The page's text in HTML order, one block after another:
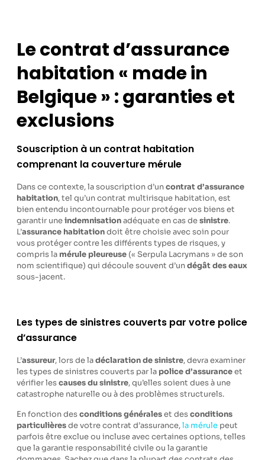
Le contrat d’assurance
habitation « made in
Belgique » : garanties et
exclusions
Souscription à un contrat habitation
comprenant la couverture mérule
Dans ce contexte, la souscription d’uncontrat d’assurance
habitation, tel qu’un contrat multirisque habitation, est
bien entendu incontournable pour protéger vos biens et
garantir uneindemnisationadéquate en cas desinistre.
L’assurance habitationdoit être choisie avec soin pour
vous protéger contre les différents types de risques, y
compris la mérule pleureuse (« Serpula Lacrymans » de son
nom scientifique) qui découle souvent d’undégât des eaux
sous-jacent.
Les types de sinistres couverts par votre police
d’assurance
L’assureur, lors de ladéclaration de sinistre, devra examiner
les types de sinistres couverts par la police d’assuranceet
vérifier lescauses du sinistre, qu’elles soient dues à une
catastrophe naturelle ou à des problèmes structurels.
En fonction desconditions généraleset desconditions
particulièresde votre contrat d’assurance,la mérule peut
parfois être exclue ou incluse avec certaines options, telles
que la garantie responsabilité civile ou la garantie